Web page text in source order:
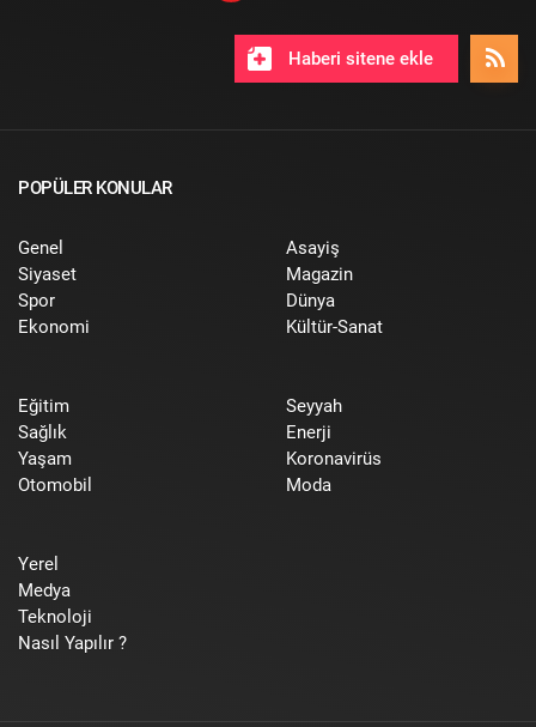
Haberi sitene ekle
POPÜLER KONULAR
Genel
Siyaset
Spor
Ekonomi
Asayiş
Magazin
Dünya
Kültür-Sanat
Eğitim
Sağlık
Yaşam
Otomobil
Seyyah
Enerji
Koronavirüs
Moda
Yerel
Medya
Teknoloji
Nasıl Yapılır ?